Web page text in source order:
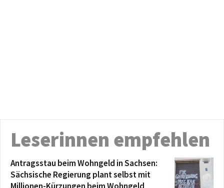
Leserinnen empfehlen
Antragsstau beim Wohngeld in Sachsen:
Sächsische Regierung plant selbst mit